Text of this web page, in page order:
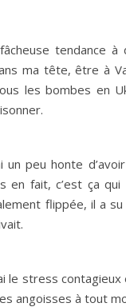
tendance
ma tête, être à
les bombes en
un peu honte
en fait, c’est ça qui
flippée, il a
le stress contagieux
angoisses à tout